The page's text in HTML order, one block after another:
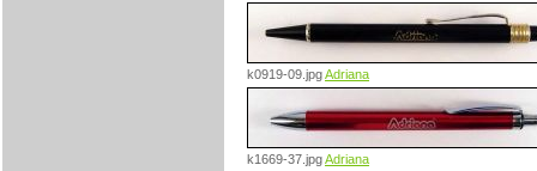
k0919-09.jpgAdriana
k1669-37.jpgAdriana